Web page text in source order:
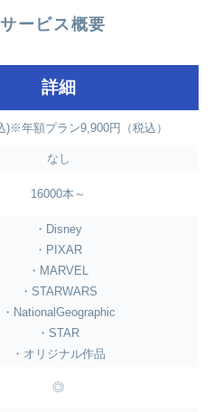
ービス概要
詳細
)※年額プラン9,900円（税込）
なし
16000本～
・Disney
・PIXAR
・MARVEL
・STARWARS
・NationalGeographic
・STAR
・オリジナル作品
◎